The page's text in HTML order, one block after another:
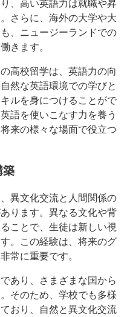
、高い英語力は就職や昇
さらに、海外の大学や大
、ニュージーランドでの
きます。
高校留学は、英語力の向
然な英語環境での学びと
ルを身につけることがで
語を使いこなす力を養う
来の様々な場面で役立つ
築
異文化交流と人間関係の
ります。異なる文化や背
ことで、生徒は新しい視
。この経験は、将来のグ
常に重要です。
あり、さまざまな国から
そのため、学校でも多様
おり、自然と異文化交流